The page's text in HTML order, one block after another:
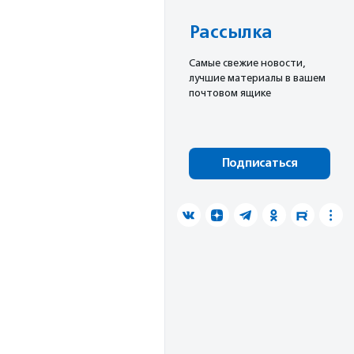
Рассылка
Cамые свежие новости,
лучшие материалы в вашем
почтовом ящике
Подписаться